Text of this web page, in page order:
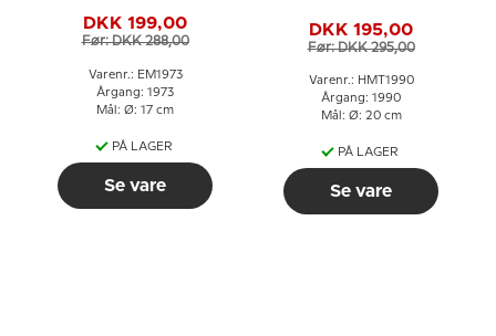
DKK 199,00
Før: DKK 288,00
Varenr.: EM1973
Årgang: 1973
Mål: Ø: 17 cm
PÅ LAGER
Se vare
DKK 195,00
Før: DKK 295,00
Varenr.: HMT1990
Årgang: 1990
Mål: Ø: 20 cm
PÅ LAGER
Se vare